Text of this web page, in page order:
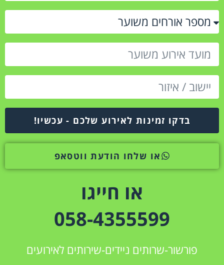
בדקו זמינות לאירוע שלכם - עכשיו!
או שלחו הודעת ווטסאפ
או חייגו
058-4355599
פורשור-שרותים ניידים-שירותים לאירועים